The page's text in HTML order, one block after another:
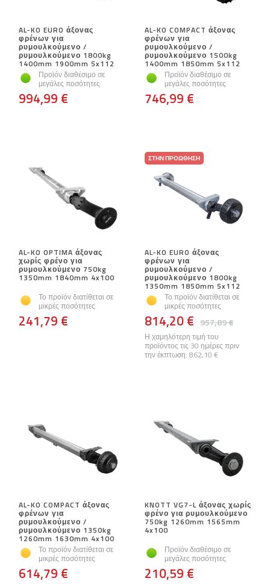
AL-KO EURO άξονας
φρένων για
ρυμουλκούμενο /
ρυμουλκούμενο 1800kg
1400mm 1900mm 5x112
Προϊόν διαθέσιμο σε
μεγάλες ποσότητες
994,99 €
AL-KO COMPACT άξονας
φρένων για
ρυμουλκούμενο /
ρυμουλκούμενο 1500kg
1400mm 1850mm 5x112
Προϊόν διαθέσιμο σε
μεγάλες ποσότητες
746,99 €
AL-KO OPTIMA άξονας
χωρίς φρένο για
ρυμουλκούμενο 750kg
1350mm 1840mm 4x100
Το προϊόν διατίθεται σε
μικρές ποσότητες
241,79 €
ΣΤΗΝ ΠΡΟΏΘΗΣΗ
AL-KO EURO άξονας
φρένων για
ρυμουλκούμενο /
ρυμουλκούμενο 1800kg
1350mm 1850mm 5x112
Το προϊόν διατίθεται σε
μικρές ποσότητες
957,89 €
814,20 €
Η χαμηλότερη τιμή του
προϊόντος τις 30 ημέρες πριν
την έκπτωση: 862,10 €
AL-KO COMPACT άξονας
φρένων για
ρυμουλκούμενο /
ρυμουλκούμενο 1350kg
1260mm 1630mm 4x100
Το προϊόν διατίθεται σε
μικρές ποσότητες
614,79 €
KNOTT VG7-L άξονας χωρίς
φρένο για ρυμουλκούμενο
750kg 1260mm 1565mm
4x100
Προϊόν διαθέσιμο σε
μεγάλες ποσότητες
210,59 €